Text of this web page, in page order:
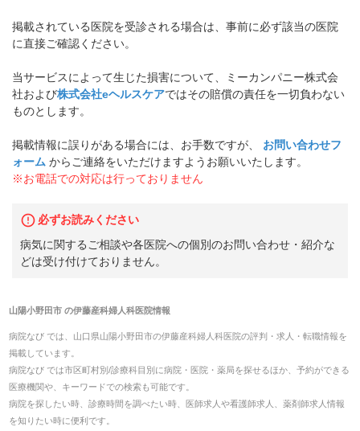
掲載されている医院を受診される場合は、事前に必ず該当の医院
に直接ご確認ください。
当サービスによって生じた損害について、ミーカンパニー株式会
社および株式会社eヘルスケアではその賠償の責任を一切負わない
ものとします。
掲載情報に誤りがある場合には、お手数ですが、
お問い合わせフ
ォーム からご連絡をいただけますようお願いいたします。
※お電話での対応は行っておりません
必ずお読みください
病気に関するご相談や各医院への個別のお問い合わせ・紹介な
どは受け付けておりません。
山陽小野田市の伊藤産科婦人科医院情報
病院なび では、 山口県山陽小野田市の伊藤産科婦人科医院の評判・求人・転職情報を
掲載しています。
病院なび では市区町村別/診療科目別に病院・医院・薬局を探せるほか、予約ができる
医療機関や、キーワードでの検索も可能です。
病院を探したい時、診療時間を調べたい時、医師求人や看護師求人、薬剤師求人情報
を知りたい時に便利です。